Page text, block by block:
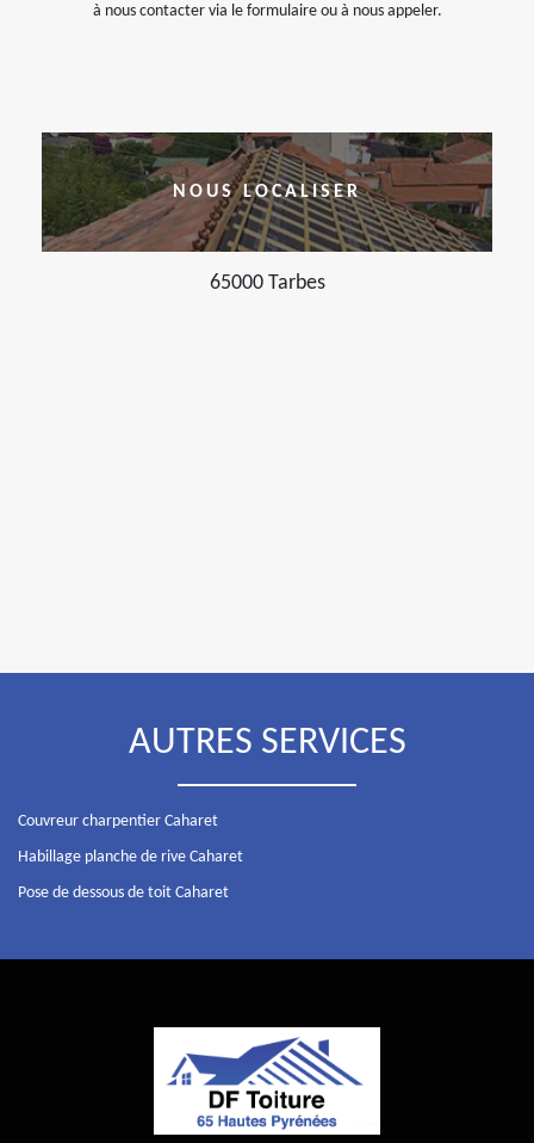
à nous contacter via le formulaire ou à nous appeler.
NOUS LOCALISER
65000 Tarbes
AUTRES SERVICES
Couvreur charpentier Caharet
Habillage planche de rive Caharet
Pose de dessous de toit Caharet